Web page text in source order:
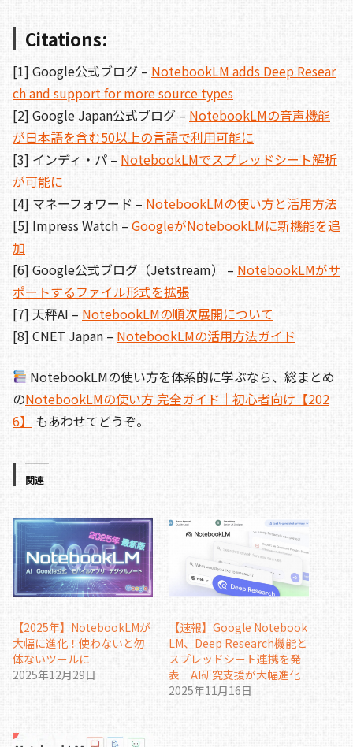
Citations:
[1] Google公式ブログ – NotebookLM adds Deep Resear
ch and support for more source types
[2] Google Japan公式ブログ – NotebookLMの音声機能
が日本語を含む50以上の言語で利用可能に
[3] インディ・パ – NotebookLMでスプレッドシート解析
が可能に
[4] マネーフォワード – NotebookLMの使い方と活用方法
[5] Impress Watch – GoogleがNotebookLMに新機能を追
加
[6] Google公式ブログ（Jetstream） – NotebookLMがサ
ポートするファイル形式を拡張
[7] 天秤AI – NotebookLMの順次展開について
[8] CNET Japan – NotebookLMの活用方法ガイド
NotebookLMの使い方を体系的に学ぶなら、総まとめ
のNotebookLMの使い方 完全ガイド｜初心者向け【202
6】
もあわせてどうぞ。
関連
【2025年】NotebookLMが
大幅に進化！使わないと勿
体ないツールに
2025年12月29日
【速報】Google Notebook
LM、Deep Research機能と
スプレッドシート連携を発
表—AI研究支援が大幅進化
2025年11月16日